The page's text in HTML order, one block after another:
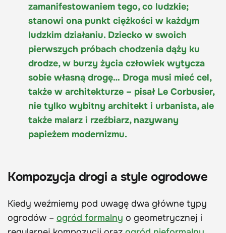
zamanifestowaniem tego, co ludzkie;
stanowi ona punkt ciężkości w każdym
ludzkim działaniu. Dziecko w swoich
pierwszych próbach chodzenia dąży ku
drodze, w burzy życia człowiek wytycza
sobie własną drogę… Droga musi mieć cel,
także w architekturze – pisał Le Corbusier,
nie tylko wybitny architekt i urbanista, ale
także malarz i rzeźbiarz, nazywany
papieżem modernizmu.
Kompozycja drogi a style ogrodowe
Kiedy weźmiemy pod uwagę dwa główne typy
ogrodów – ogród formalny o geometrycznej i